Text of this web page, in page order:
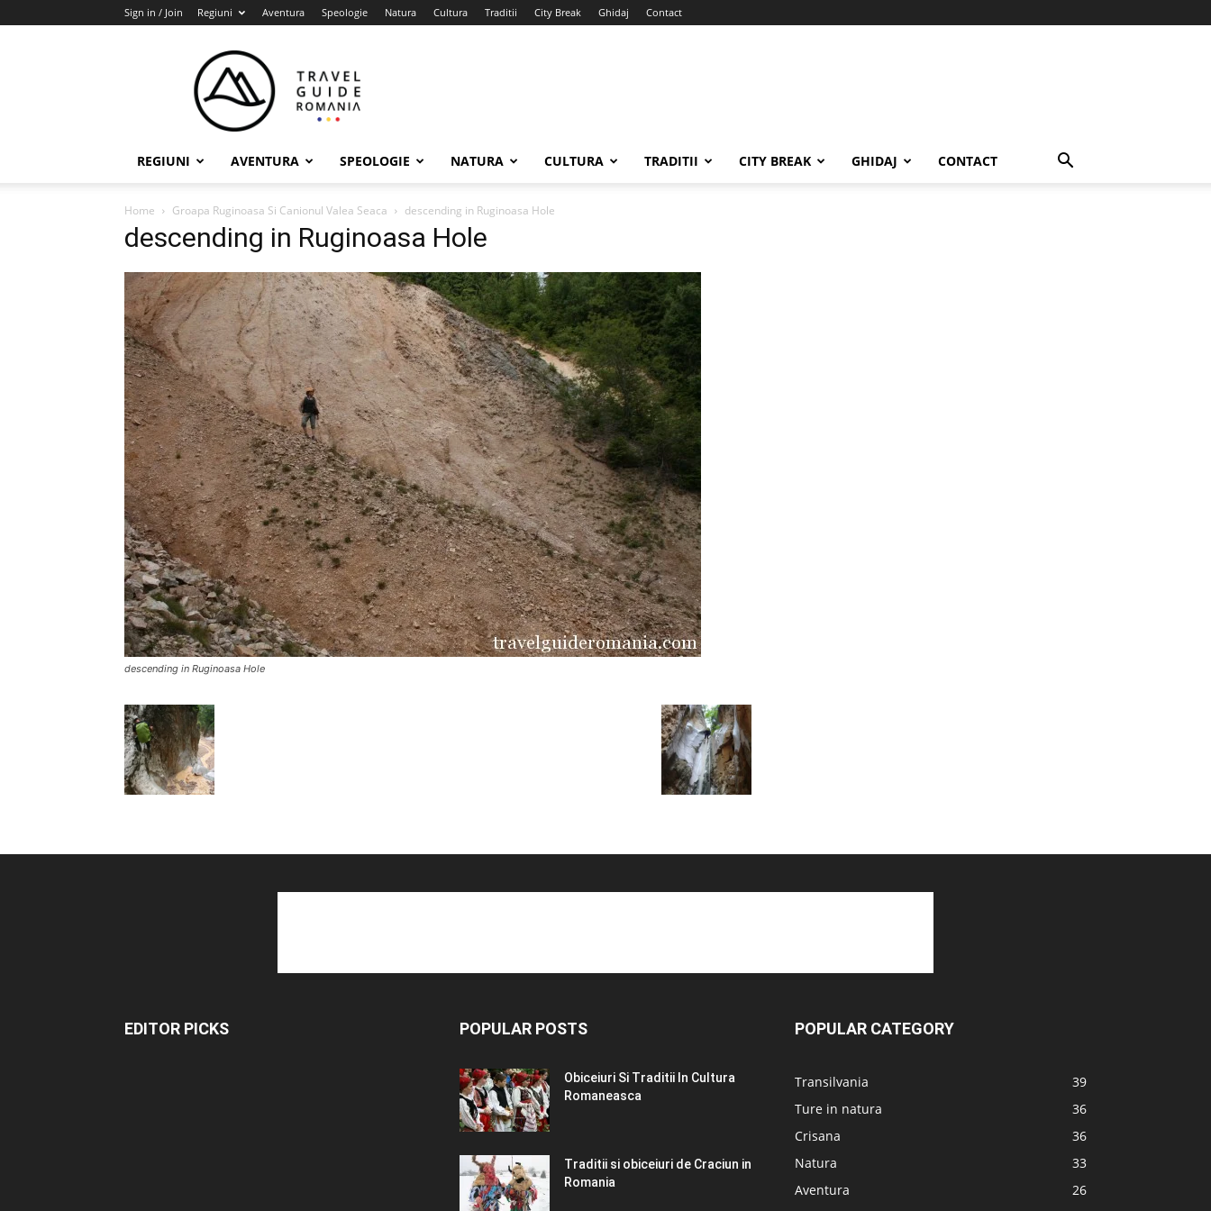
Sign in / Join Regiuni Aventura Speologie Natura Cultura Traditii City Break Ghidaj Contact
Guide
Romania
REGIUNI AVENTURA SPEOLOGIE NATURA CULTURA TRADITII CITY BREAK GHIDAJ CONTACT
Home Groapa Ruginoasa Si Canionul Valea Seaca descending in Ruginoasa Hole
descending in Ruginoasa Hole
descending in Ruginoasa Hole
EDITOR PICKS POPULAR POSTS
Obiceiuri Si Traditii In Cultura
Romaneasca
Traditii si obiceiuri de Craciun in
Romania
POPULAR CATEGORY
Transilvania
39
Ture in natura
36
Crisana
36
Natura
33
Aventura
26